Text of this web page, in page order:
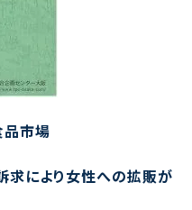
市場
求により女性への拡販が